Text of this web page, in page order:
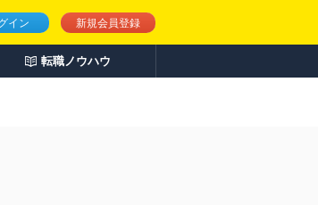
イン 新規会員登録
転職ノウハウ